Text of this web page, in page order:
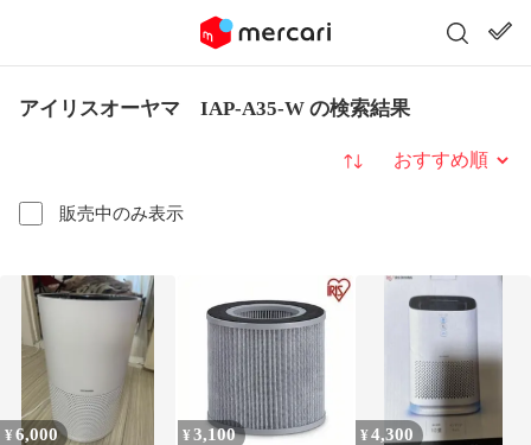
アイリスオーヤマ IAP-A35-W の検索結果
販売中のみ表示
並び替え
¥6,000 ¥ 3,100 ¥4,300